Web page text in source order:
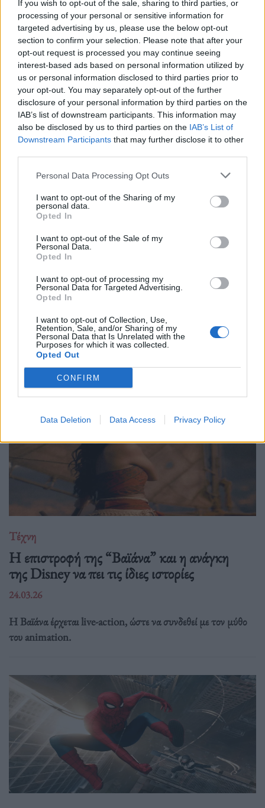
If you wish to opt-out of the sale, sharing to third parties, or
processing of your personal or sensitive information for
targeted advertising by us, please use the below opt-out
section to confirm your selection. Please note that after your
opt-out request is processed you may continue seeing
interest-based ads based on personal information utilized by
us or personal information disclosed to third parties prior to
your opt-out. You may separately opt-out of the further
disclosure of your personal information by third parties on the
IAB’s list of downstream participants. This information may
also be disclosed by us to third parties on the IAB’s List of
Downstream Participants that may further disclose it to other
Personal Data Processing Opt Outs
I want to opt-out of the Sharing of my
personal data.
Opted In
I want to opt-out of the Sale of my
Personal Data.
Opted In
I want to opt-out of processing my
Personal Data for Targeted Advertising.
Opted In
I want to opt-out of Collection, Use,
Retention, Sale, and/or Sharing of my
Personal Data that Is Unrelated with the
Purposes for which it was collected.
Opted Out
CONFIRM
Data Deletion Data Access Privacy Policy
Το "Don’t Look Back in Anger" καταγράφει την επανένωση
των Oasis και την sold-out περιοδεία “Oasis Live
Philip Glass: Παγκόσμια γιορτή για τα 90ά
γενέθλιά του με πρεμιέρα της “Συμφωνίας
Νο. 15: Lincoln”
29.05.26
Ο Philip Glass θα γιορτάσει τα 90ά του γενέθλια στις 31
Ιανουαρίου 2027 με μια πολυετή, διεθνή σειρά εκδηλώσεων
που κορυφώνεται με την παγκόσμια πρεμιέρα της "Συμφωνίας
Νο. 15: Lincoln" και επετειακά
Τέχνη
Η επιστροφή της “Βαϊάνα” και η ανάγκη
της Disney να πει τις ίδιες ιστορίες
24.03.26
Η Βαϊάνα έρχεται live-action, ώστε να συνδεθεί με τον μύθο
του animation.